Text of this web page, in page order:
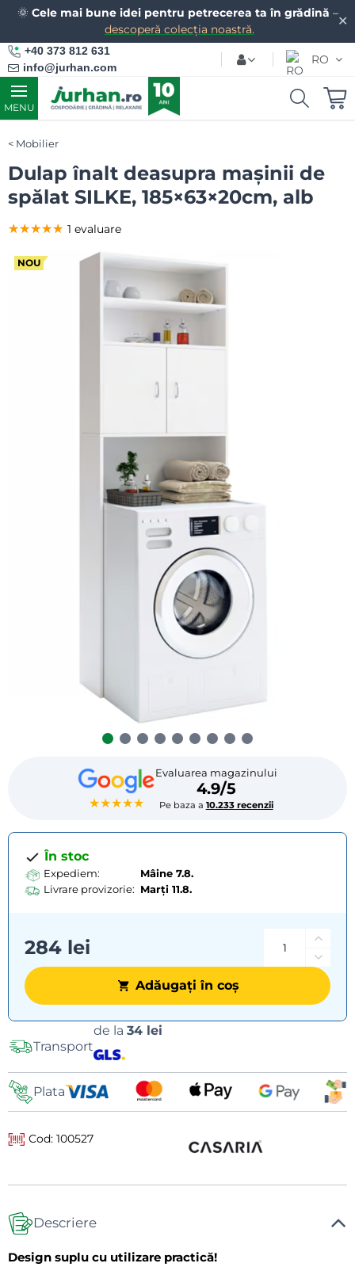
✕
🌞 Cele mai bune idei pentru petrecerea ta în grădină –
descoperă colecția noastră.
+40 373 812 631
info@jurhan.com
RO
MENU
Mobilier
Dulap înalt deasupra mașinii de
spălat SILKE, 185×63×20cm, alb
NOU
★★★★★
Evaluarea magazinului
4.9/5
Pe baza a 10.233 recenzii
★★★★★
★★★★★
★★★★★ 1 evaluare
În stoc
Expediem:
Mâine 7.8.
Livrare provizorie: Marți 11.8.
284 lei
Adăugați în coș
Transport
de la 34 lei
Plata
Cod: 100527
Descriere
Design suplu cu utilizare practică!